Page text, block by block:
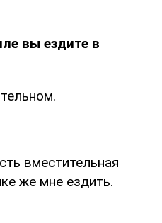
вы ездите в
вместительная
же мне ездить.